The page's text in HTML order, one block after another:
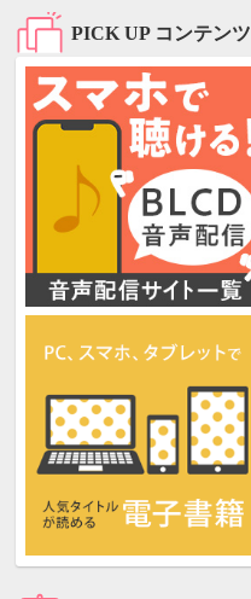
PICK UP コンテンツ